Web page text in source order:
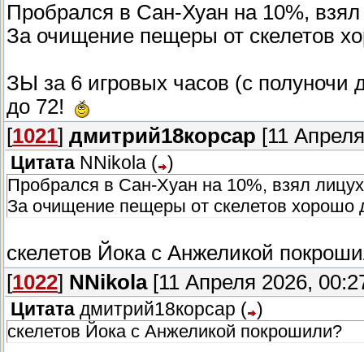
Пробрался в Сан-Хуан на 10%,
За очищение пещеры от скелетов
ЗЫ за 6 игровых часов (с полуночи
до 72!
[1021] дмитрий18корсар [11
Цитата NNikola ( )
Пробрался в Сан-Хуан на 10%, взял
За очищение пещеры от скелетов хорошо
скелетов Йока с Анжеликой
[1022] NNikola[11 Апреля 2026,
Цитата дмитрий18корсар ( )
скелетов Йока с Анжеликой покрошили?